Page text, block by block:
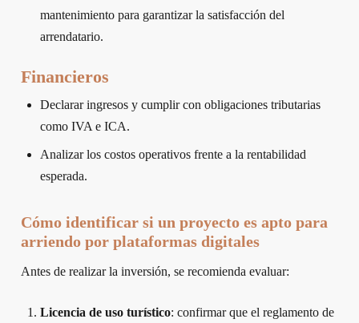
mantenimiento para garantizar la satisfacción del
arrendatario.
Financieros
Declarar ingresos y cumplir con obligaciones tributarias
como IVA e ICA.
Analizar los costos operativos frente a la rentabilidad
esperada.
Cómo identificar si un proyecto es apto para
arriendo por plataformas digitales
Antes de realizar la inversión, se recomienda evaluar:
Licencia de uso turístico: confirmar que el reglamento de